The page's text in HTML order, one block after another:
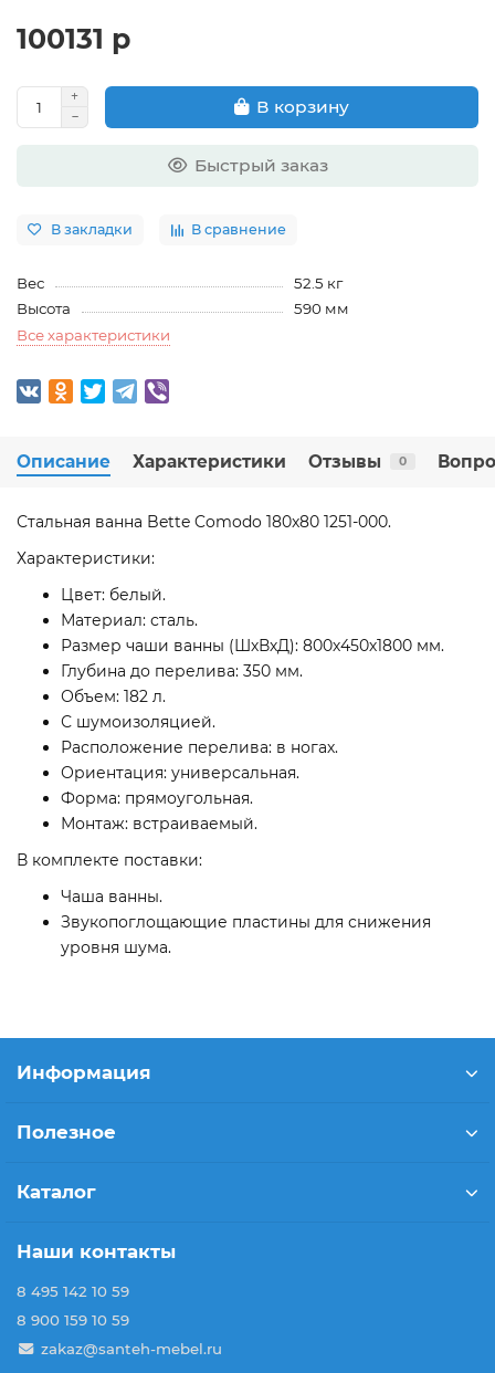
100131 р
В корзину
Быстрый заказ
В закладки В сравнение
Вес
52.5 кг
Высота
590 мм
Все характеристики
Описание Характеристики Отзывы 0
Стальная ванна Bette Comodo 180x80 1251-000.
Характеристики:
Цвет: белый.
Материал: сталь.
Размер чаши ванны (ШхВхД): 800х450х1800 мм.
Глубина до перелива: 350 мм.
Объем: 182 л.
С шумоизоляцией.
Расположение перелива: в ногах.
Ориентация: универсальная.
Форма: прямоугольная.
Монтаж: встраиваемый.
В комплекте поставки:
Чаша ванны.
Звукопоглощающие пластины для снижения
уровня шума.
Информация
Полезное
Каталог
Наши контакты
8 495 142 10 59
8 900 159 10 59
zakaz@santeh-mebel.ru